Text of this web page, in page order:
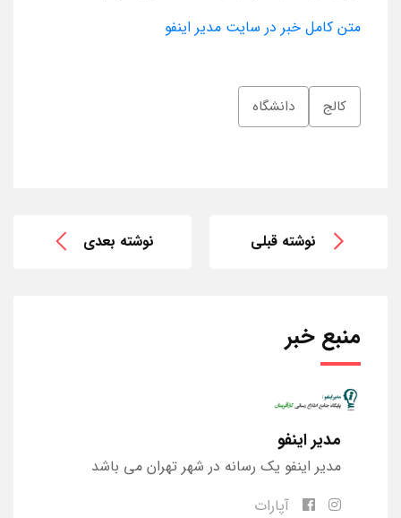
متن کامل خبر در سایت مدیر اینفو
کالج دانشگاه
نوشته قبلی نوشته بعدی
منبع خبر
مدیر اینفو
مدیر اینفو یک رسانه در شهر تهران می باشد
آپارات